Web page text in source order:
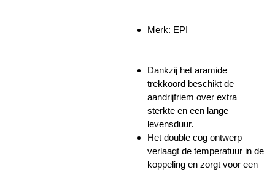
Merk: EPI
Dankzij het aramide
trekkoord beschikt de
aandrijfriem over extra
sterkte en een lange
levensduur.
Het double cog ontwerp
verlaagt de temperatuur in de
koppeling en zorgt voor een